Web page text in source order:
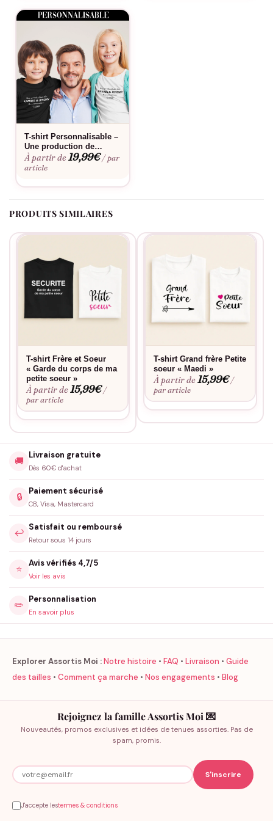
Le quotidien à la maison, les sorties en famille, les photos
souvenirs entre frères et sœurs, ou simplement pour affirmer sa
place de petite sœur adorée.
Bon à savoir
Consultez notreguide des tailles
Envie d’une touche personnelle ? Découvrez notre
personnalisation. Ce t-shirt Petite Sœur « Chat » conserve ses
couleurs éclatantes lavage après lavage et s’entretient
facilement au quotidien.
T-shirt Personnalisable –
Une production de…
À partir de19,99€ / par
article
PRODUITS SIMILAIRES
T-shirt Frère et Soeur
« Garde du corps de ma
petite soeur »
À partir de15,99€ /
par article
T-shirt Grand frère Petite
soeur « Maedi »
À partir de15,99€ /
par article
🚚
Livraison gratuite
Dès 60€ d'achat
🔒
Paiement sécurisé
CB, Visa, Mastercard
↩️
Satisfait ou remboursé
Retour sous 14 jours
⭐
Avis vérifiés 4,7/5
Voir les avis
✏️
Personnalisation
En savoir plus
Explorer Assortis Moi :Notre histoire • FAQ • Livraison • Guide
des tailles • Comment ça marche • Nos engagements • Blog
Rejoignez la famille Assortis Moi 💌
Nouveautés, promos exclusives et idées de tenues assorties. Pas de
spam, promis.
J'accepte lestermes & conditions